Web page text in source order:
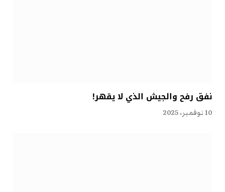
نفق رفح والجيش الذي لا يقهر!
10 نوفمبر، 2025